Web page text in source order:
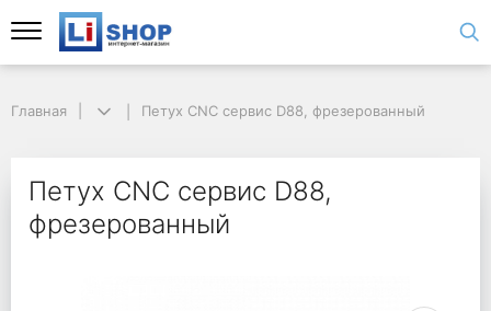
Главная Петух CNC сервис D88, фрезерованный
Петух CNC сервис D88,
фрезерованный